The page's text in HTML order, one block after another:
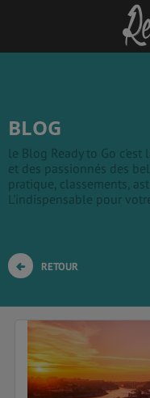
BLOG
le Blog Ready to Go
et des passionnés des
pratique, classements,
L'indispensable pour
RETOUR